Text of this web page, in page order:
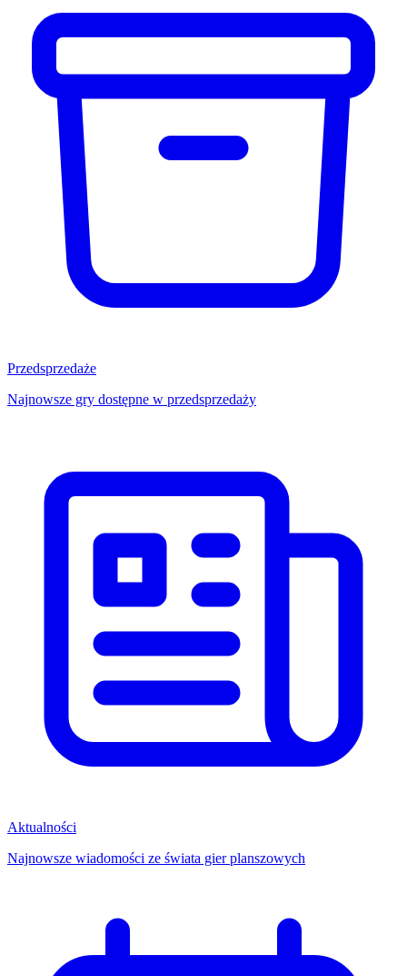
Przedsprzedaże
Najnowsze gry dostępne w przedsprzedaży
Aktualności
Najnowsze wiadomości ze świata gier planszowych